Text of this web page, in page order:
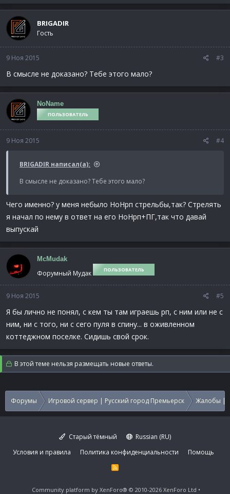
BRIGADIR
Гость
9 Ноя 2015 #3
В смысле не доказано? Тебе этого мало?
NoName
ПОЛЬЗОВАТЕЛЬ
9 Ноя 2015 #4
BRIGADIR написал(а):
В смысле не доказано? Тебе этого мало?
Чего именно? у меня небыло НоНрп стрельбы,так? Стрелять
я начал по нему в ответ на его НоНрп+ПГ,так что давай
выпускай
McMudak
Форумный Мудак ПОЛЬЗОВАТЕЛЬ
9 Ноя 2015 #5
Я бы лично не понял, с кем ты там играешь рп, с ним или не с
ним, ни с того, ни с сего пуля в спину... в оживленном
коттеджном поселке. Сидишь свой срок.
В этой теме нельзя размещать новые ответы.
Форумы Игровой сервер | Русский город Премьерск Жалобы |
Старый тёмный
Russian (RU)
Условия и правила
Политика конфиденциальности Помощь
R
Community platform by XenForo® © 2010-2026 XenForo Ltd